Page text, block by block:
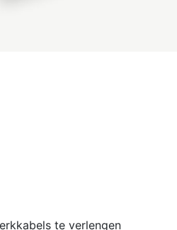
te verlengen